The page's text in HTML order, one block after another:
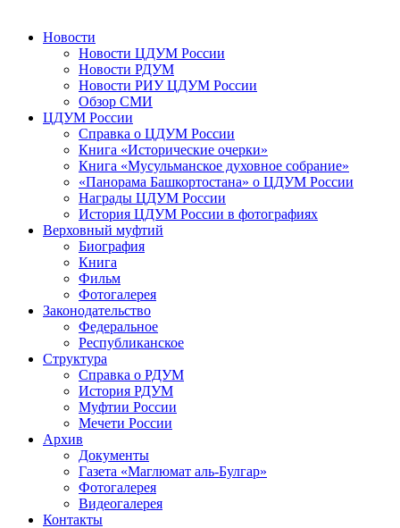
Новости
Новости ЦДУМ России
Новости РДУМ
Новости РИУ ЦДУМ России
Обзор СМИ
ЦДУМ России
Справка о ЦДУМ России
Книга «Исторические очерки»
Книга «Мусульманское духовное собрание»
«Панорама Башкортостана» о ЦДУМ России
Награды ЦДУМ России
История ЦДУМ России в фотографиях
Верховный муфтий
Биография
Книга
Фильм
Фотогалерея
Законодательство
Федеральное
Республиканское
Структура
Справка о РДУМ
История РДУМ
Муфтии России
Мечети России
Архив
Документы
Газета «Маглюмат аль-Булгар»
Фотогалерея
Видеогалерея
Контакты